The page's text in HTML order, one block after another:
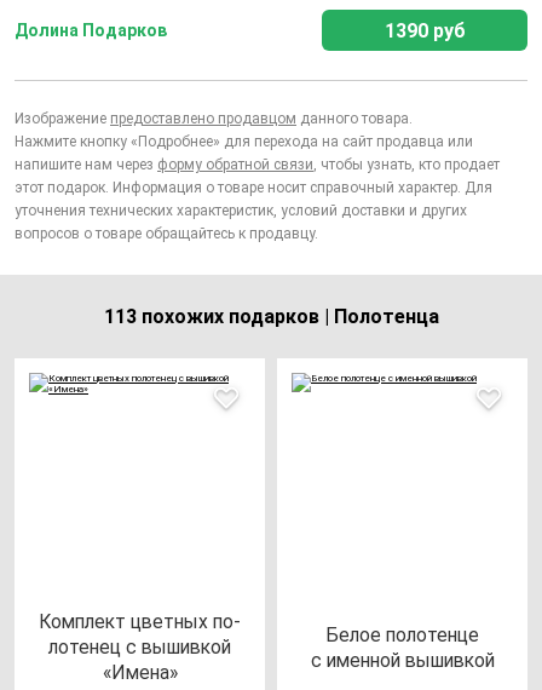
Долина Подарков 1390 руб
Изображение предоставлено продавцом данного товара.
Нажмите кнопку «Подробнее» для перехода на сайт продавца или
напишите нам через форму обратной связи, чтобы узнать, кто продает
этот подарок. Информация о товаре носит справочный характер. Для
уточнения технических характеристик, условий доставки и других
вопросов о товаре обращайтесь к продавцу.
113 похожих подарков | Полотенца
Ком­плект цвет­ных по­
ло­те­нец с вы­шив­кой
«Име­на»
Белое по­ло­тен­це
с имен­ной вы­шив­кой